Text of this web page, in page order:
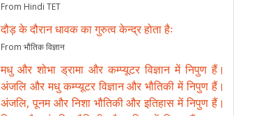
From Hindi TET
दौड़ के दौरान धावक का गुरुत्व केन्द्र होता हैः
From भौतिक विज्ञान
मधु और शोभा ड्रामा और कम्प्यूटर विज्ञान में निपुण हैं।
अंजलि और मधु कम्प्यूटर विज्ञान और भौतिकी में निपुण हैं।
अंजलि, पूनम और निशा भौतिकी और इतिहास में निपुण हैं।